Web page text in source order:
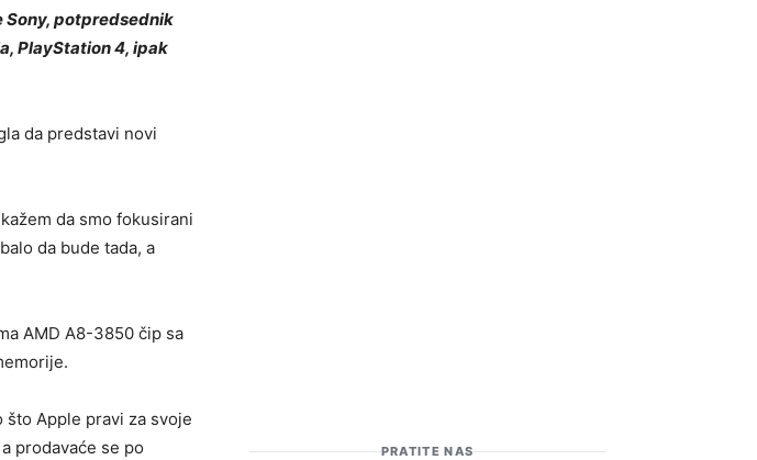
Sony, potpredsednik
PlayStation 4, ipak
da predstavi novi
da smo fokusirani
da bude tada, a
AMD A8-3850 čip sa
Apple pravi za svoje
prodavaće se po
PRATITE NAS